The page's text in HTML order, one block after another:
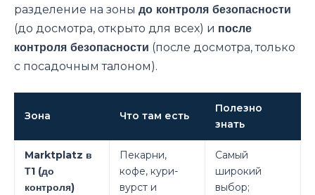
разделение на зоны до контроля безопасности
(до досмотра, открыто для всех) и после
контроля безопасности (после досмотра, только
с посадочным талоном).
Зона Что там есть
Полезно
знать
Marktplatz в
Т1 (до
контроля)
Пекарни,
кофе, кури-
вурст и
Самый
широкий
выбор;